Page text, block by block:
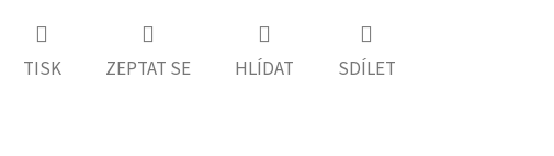
TISK ZEPTAT SE HLÍDAT SDÍLET